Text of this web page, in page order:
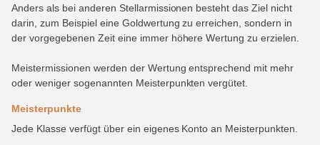
Anders als bei anderen Stellarmissionen besteht das Ziel nicht
darin, zum Beispiel eine Goldwertung zu erreichen, sondern in
der vorgegebenen Zeit eine immer höhere Wertung zu erzielen.
Meistermissionen werden der Wertung entsprechend mit mehr
oder weniger sogenannten Meisterpunkten vergütet.
Meisterpunkte
Jede Klasse verfügt über ein eigenes Konto an Meisterpunkten.